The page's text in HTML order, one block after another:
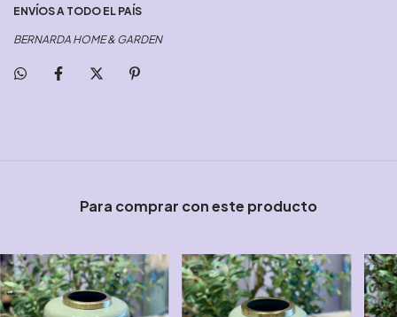
ENVÍOS A TODO EL PAÍS
BERNARDA HOME & GARDEN
Para comprar con este producto